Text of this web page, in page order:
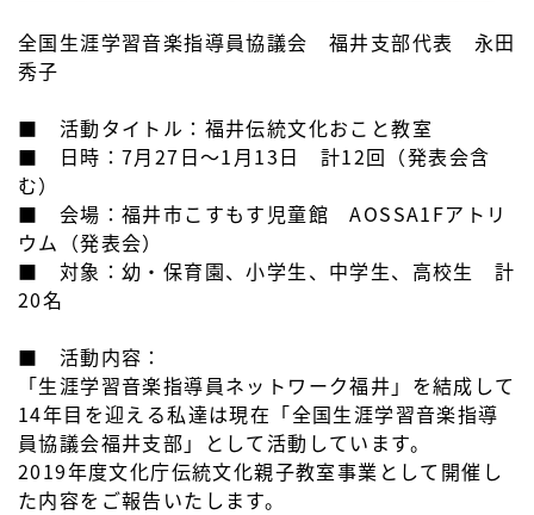
全国生涯学習音楽指導員協議会 福井支部代表 永田
秀子
■ 活動タイトル：福井伝統文化おこと教室
■ 日時：7月27日～1月13日 計12回（発表会含
む）
■ 会場：福井市こすもす児童館 AOSSA1Fアトリ
ウム（発表会）
■ 対象：幼・保育園、小学生、中学生、高校生 計
20名
■ 活動内容：
「生涯学習音楽指導員ネットワーク福井」を結成して
14年目を迎える私達は現在「全国生涯学習音楽指導
員協議会福井支部」として活動しています。
2019年度文化庁伝統文化親子教室事業として開催し
た内容をご報告いたします。